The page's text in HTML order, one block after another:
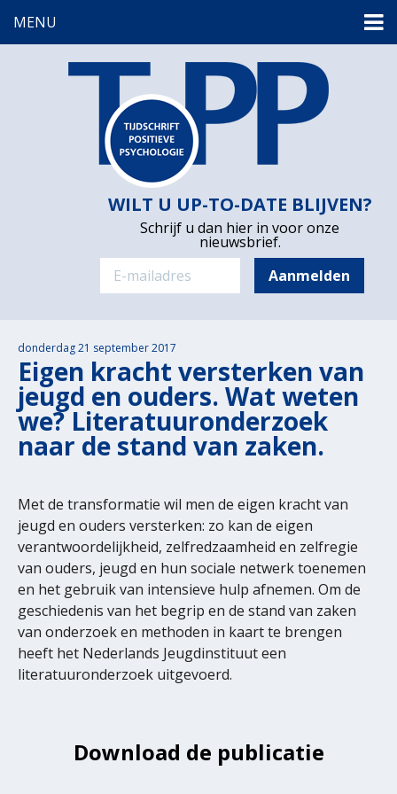
MENU
WILT U UP-TO-DATE BLIJVEN?
Schrijf u dan hier in voor onze
nieuwsbrief.
donderdag 21 september 2017
Eigen kracht versterken van
jeugd en ouders. Wat weten
we? Literatuuronderzoek
naar de stand van zaken.
Met de transformatie wil men de eigen kracht van
jeugd en ouders versterken: zo kan de eigen
verantwoordelijkheid, zelfredzaamheid en zelfregie
van ouders, jeugd en hun sociale netwerk toenemen
en het gebruik van intensieve hulp afnemen. Om de
geschiedenis van het begrip en de stand van zaken
van onderzoek en methoden in kaart te brengen
heeft het Nederlands Jeugdinstituut een
literatuuronderzoek uitgevoerd.
Download de publicatie